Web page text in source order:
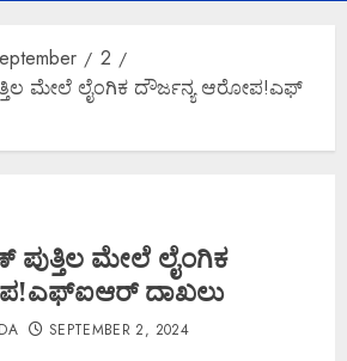
2
ಮೇಲೆ ಲೈಂಗಿಕ ದೌರ್ಜನ್ಯ ಆರೋಪ!ಎಫ್​
ಪುತ್ತಿಲ ಮೇಲೆ ಲೈಂಗಿಕ
ದಾಖಲು
SEPTEMBER 2, 2024